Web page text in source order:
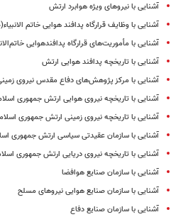
آشنایی با نیروهای ویژه هوابرد ارتش
آشنایی با وظایف قرارگاه پدافند هوایی خاتم
آشنایی با مأموریت‌های قرارگاه پدافندهوایی
آشنایی با تاریخچه پدافند هوایی ارتش
آشنایی با مرکز پژوهش‌های دفاع مقدس نیروی
آشنایی با تاریخچه نیروی هوایی ارتش جمهوری
آشنایی با تاریخچه نیروی زمینی ارتش جمهوری
آشنایی با سازمان عقیدتی سیاسی ارتش جمهوری
آشنایی با تاریخچه نیروی دریایی ارتش جمهوری
آشنایی با سازمان صنایع هوافضا
آشنایی با سازمان صنایع هوایی نیروهای مسلح
آشنایی با سازمان صنایع دفاع